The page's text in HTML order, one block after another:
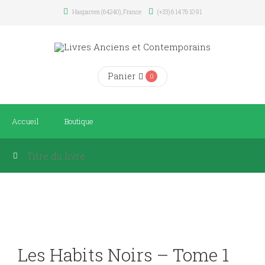
Hasparren (64240), France (+33) 6 14 76 10 91
Panier 0
Accueil Boutique
Les Habits Noirs – Tome 1